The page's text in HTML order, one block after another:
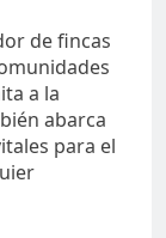
de fincas
a la
abarca
para el